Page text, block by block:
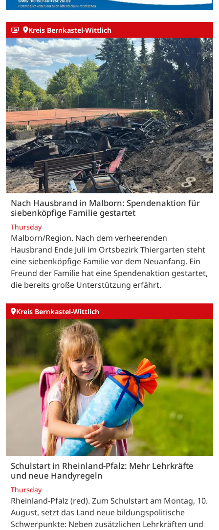
Kreis Bernkastel-Wittlich
Nach Hausbrand in Malborn: Spendenaktion für
siebenköpfige Familie gestartet
Thursday
Malborn/Region. Nach dem verheerenden
Hausbrand Ende Juli im Ortsbezirk Thiergarten steht
eine siebenköpfige Familie vor dem Neuanfang. Ein
Freund der Familie hat eine Spendenaktion gestartet,
die bereits große Unterstützung erfährt.
Kreis Bernkastel-Wittlich
Schulstart in Rheinland-Pfalz: Mehr Lehrkräfte
und neue Handyregeln
Thursday
Rheinland-Pfalz (red). Zum Schulstart am Montag, 10.
August, setzt das Land neue bildungspolitische
Schwerpunkte: Neben zusätzlichen Lehrkräften und